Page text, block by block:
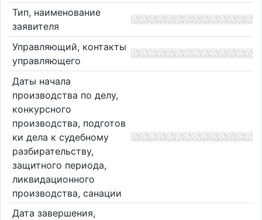
Тип, наименование
заявителя
Управляющий, контакты
управляющего
Даты начала
производства по делу,
конкурсного
производства, подготов
ки дела к судебному
разбирательству,
защитного периода,
ликвидационного
производства, санации
Дата завершения,